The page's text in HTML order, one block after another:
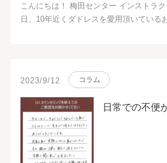
こんにちは！ 梅田センター インストラ
日、10年近くダドレスを愛用頂いている
2023/9/12 コラム
日常での不便